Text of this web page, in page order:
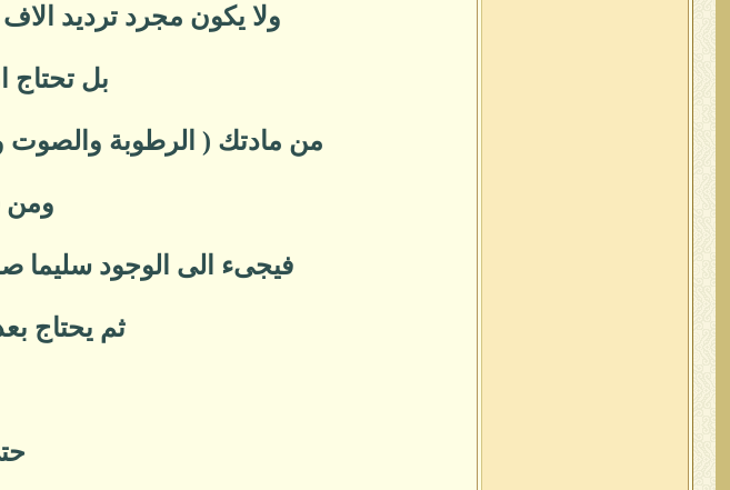
ولا يكون مجرد ترديد
بل تحتاج
من مادتك ( الرطوبة والصوت
ومن
فيجىء الى الوجود سليما
ثم يحتاج